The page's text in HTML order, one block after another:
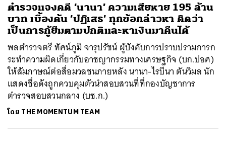
ตำรวจแจงคดี ‘นานา’ ความเสียหาย 195 ล้าน
บาท เบื้องต้น ‘ปฏิเสธ’ ทุกข้อกล่าวหา คิดว่า
เป็นการกู้ยืมตามปกติและหาเงินมาคืนได้
พลตำรวจตรี ทัศน์ภูมิ จารุปรัชน์ ผู้บังคับการปราบปรามการก
ระทำความผิดเกี่ยวกับอาชญากรรมทางเศรษฐกิจ (บก.ปอศ)
ให้สัมภาษณ์ต่อสื่อมวลชนภายหลัง นานา-ไรบีนา ตันวิมล นัก
แสดงชื่อดังถูกควบคุมตัวนำสอบสวนที่ที่กองบัญชาการ
ตำรวจสอบสวนกลาง (บช.ก.)​
โดย THE MOMENTUM TEAM